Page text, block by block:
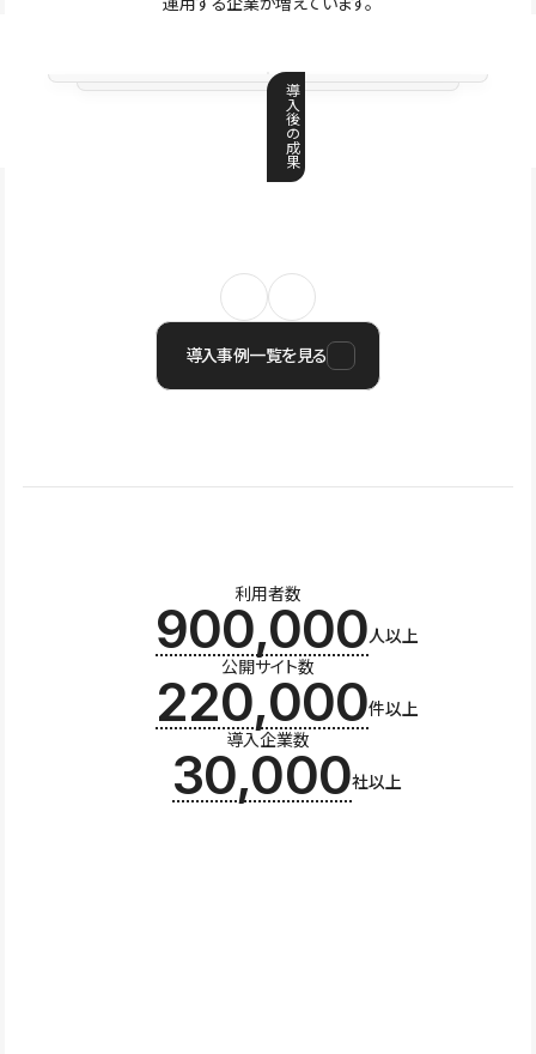
導
入
後
の
成
果
導入事例一覧を見る
利用者数
900,000人以上
公開サイト数
220,000件以上
導入企業数
30,000社以上